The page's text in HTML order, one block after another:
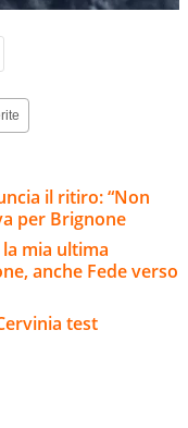
il ritiro: “Non
per Brignone
la mia ultima
anche Fede verso
test